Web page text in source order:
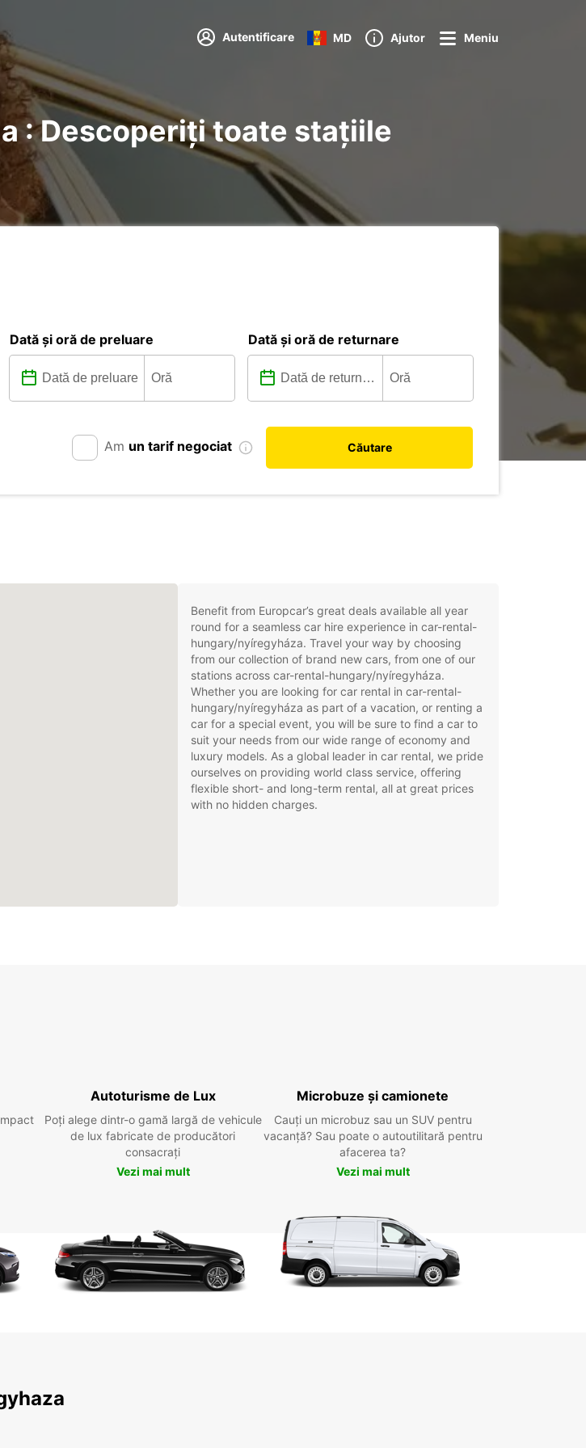
Autentificare MD Ajutor Meniu
: Descoperiți toate stațiile
Dată și oră de preluare Dată și oră de returnare
Am un tarif negociat Căutare
Benefit from Europcar’s great deals available all year
round for a seamless car hire experience in car-rental-
hungary/nyíregyháza. Travel your way by choosing
from our collection of brand new cars, from one of our
stations across car-rental-hungary/nyíregyháza.
Whether you are looking for car rental in car-rental-
hungary/nyíregyháza as part of a vacation, or renting a
car for a special event, you will be sure to find a car to
suit your needs from our wide range of economy and
luxury models. As a global leader in car rental, we pride
ourselves on providing world class service, offering
flexible short- and long-term rental, all at great prices
with no hidden charges.
Autoturisme de Lux
Poți alege dintr-o gamă largă de vehicule
de lux fabricate de producători
consacrați
Vezi mai mult
Microbuze și camionete
Cauți un microbuz sau un SUV pentru
vacanță? Sau poate o autoutilitară pentru
afacerea ta?
Vezi mai mult